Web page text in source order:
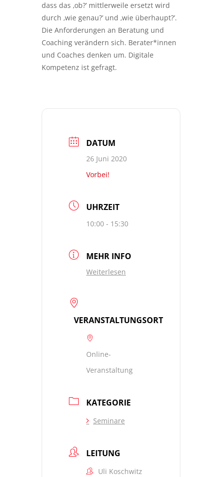
dass das ‚ob?’ mittlerweile ersetzt wird
durch ‚wie genau?’ und ‚wie überhaupt?’.
Die Anforderungen an Beratung und
Coaching verändern sich. Berater*innen
und Coaches denken um. Digitale
Kompetenz ist gefragt.
DATUM
26 Juni 2020
Vorbei!
UHRZEIT
10:00 - 15:30
MEHR INFO
Weiterlesen
VERANSTALTUNGSORT
Online-
Veranstaltung
KATEGORIE
Seminare
LEITUNG
Uli Koschwitz